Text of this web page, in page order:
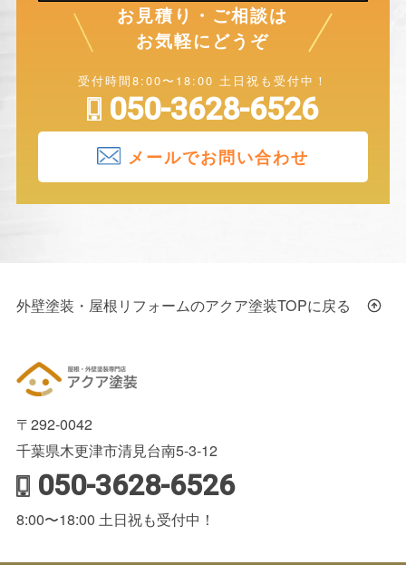
お見積り・ご相談は
お気軽にどうぞ
受付時間8:00〜18:00 土日祝も受付中！
050-3628-6526
メールでお問い合わせ
外壁塗装・屋根リフォームのアクア塗装TOPに戻る
〒292-0042
千葉県木更津市清見台南5-3-12
050-3628-6526
8:00〜18:00 土日祝も受付中！